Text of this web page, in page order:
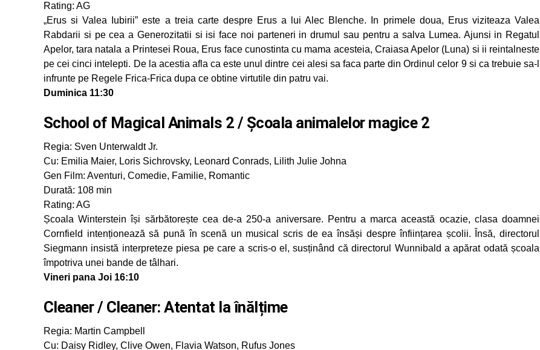
Rating: AG
„Erus si Valea Iubirii” este a treia carte despre Erus a lui Alec Blenche. In primele doua, Erus viziteaza Valea
Rabdarii si pe cea a Generozitatii si isi face noi parteneri in drumul sau pentru a salva Lumea. Ajunsi in Regatul
Apelor, tara natala a Printesei Roua, Erus face cunostinta cu mama acesteia, Craiasa Apelor (Luna) si ii reintalneste
pe cei cinci intelepti. De la acestia afla ca este unul dintre cei alesi sa faca parte din Ordinul celor 9 si ca trebuie sa-l
infrunte pe Regele Frica-Frica dupa ce obtine virtutile din patru vai.
Duminica 11:30
School of Magical Animals 2 / Școala animalelor magice 2
Regia: Sven Unterwaldt Jr.
Cu: Emilia Maier, Loris Sichrovsky, Leonard Conrads, Lilith Julie Johna
Gen Film: Aventuri, Comedie, Familie, Romantic
Durată: 108 min
Rating: AG
Școala Winterstein își sărbătorește cea de-a 250-a aniversare. Pentru a marca această ocazie, clasa doamnei
Cornfield intenționează să pună în scenă un musical scris de ea însăși despre înființarea școlii. Însă, directorul
Siegmann insistă interpreteze piesa pe care a scris-o el, susținând că directorul Wunnibald a apărat odată școala
împotriva unei bande de tâlhari.
Vineri pana Joi 16:10
Cleaner / Cleaner: Atentat la înălțime
Regia: Martin Campbell
Cu: Daisy Ridley, Clive Owen, Flavia Watson, Rufus Jones